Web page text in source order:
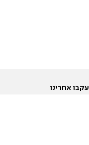
עקבו אחרינו